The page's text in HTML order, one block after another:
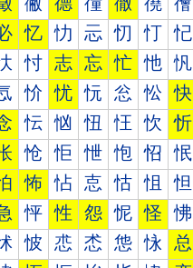
忆 忇 忈 忉 忊 忋
忖 志 忘 忙 忚 忛
忦 忧 忨 忩 忪 快
忶 忷 忸 忹 忺 忻
怆 怇 怈 怉 怊 怋
怖 怗 怘 怙 怚 怛
怦 性 怨 怩 怪 怫
怶 怷 怸 怹 怺 总